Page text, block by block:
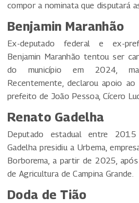
compor a nominata que disputará
Benjamin Maranhão
Ex-deputado federal e ex-
Benjamin Maranhão tentou ser
do município em 2024,
Recentemente, declarou apoio
prefeito de João Pessoa, Cícero
Renato Gadelha
Deputado estadual entre
Gadelha presidiu a Urbema,
Borborema, a partir de 2025,
de Agricultura de Campina Grande.
Doda de Tião